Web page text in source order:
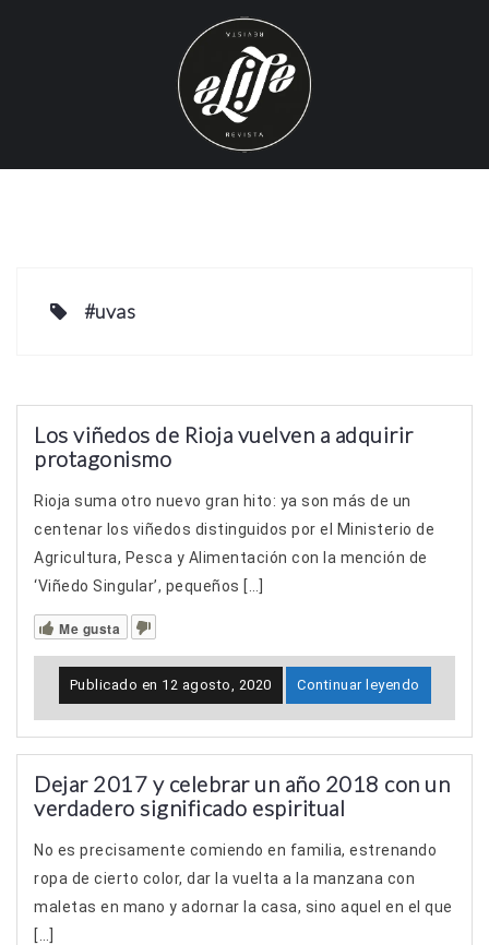
#uvas
Los viñedos de Rioja vuelven a adquirir
protagonismo
Rioja suma otro nuevo gran hito: ya son más de un
centenar los viñedos distinguidos por el Ministerio de
Agricultura, Pesca y Alimentación con la mención de
‘Viñedo Singular’, pequeños […]
Me gusta
Publicado en 12 agosto, 2020 Continuar leyendo
Dejar 2017 y celebrar un año 2018 con un
verdadero significado espiritual
No es precisamente comiendo en familia, estrenando
ropa de cierto color, dar la vuelta a la manzana con
maletas en mano y adornar la casa, sino aquel en el que
[…]